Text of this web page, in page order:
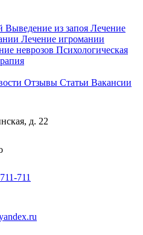
Выведение из запоя Лечение
Лечение игромании
неврозов Психологическая
Отзывы Статьи Вакансии
, д. 22
711